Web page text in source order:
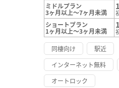
ミドルプラン
3ヶ月以上～7ヶ月未満
ショートプラン
1ヶ月以上～3ヶ月未満
同棲向け
駅近
インターネット無料
オートロック